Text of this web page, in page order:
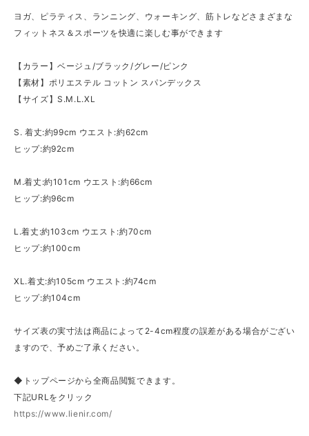
ヨガ、ピラティス、ランニング、ウォーキング、筋トレなどさまざまな
フィットネス＆スポーツを快適に楽しむ事ができます
【カラー】ベージュ/ブラック/グレー/ピンク
【素材】ポリエステル コットン スパンデックス
【サイズ】S.M.L.XL
S. 着丈:約99cm ウエスト:約62cm
ヒップ:約92cm
M.着丈:約101cm ウエスト:約66cm
ヒップ:約96cm
L.着丈:約103cm ウエスト:約70cm
ヒップ:約100cm
XL.着丈:約105cm ウエスト:約74cm
ヒップ:約104cm
サイズ表の実寸法は商品によって2-4cm程度の誤差がある場合がござい
ますので、予めご了承ください。
◆トップページから全商品閲覧できます。
下記URLをクリック
https://www.lienir.com/